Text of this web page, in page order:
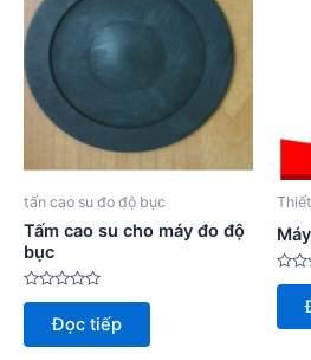
tấn cao su đo độ bục
Tấm cao su cho máy đo độ
bục
Được
hạng
0
Đọc tiếp
Được
hạng
0